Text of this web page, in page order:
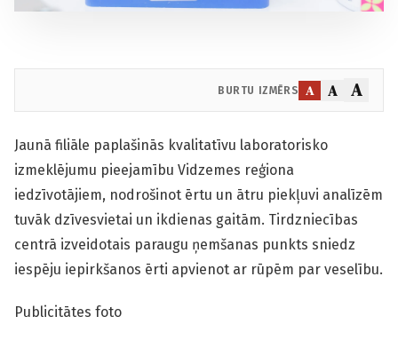
BURTU IZMĒRS A A A
Jaunā filiāle paplašinās kvalitatīvu laboratorisko
izmeklējumu pieejamību Vidzemes reģiona
iedzīvotājiem, nodrošinot ērtu un ātru piekļuvi analīzēm
tuvāk dzīvesvietai un ikdienas gaitām. Tirdzniecības
centrā izveidotais paraugu ņemšanas punkts sniedz
iespēju iepirkšanos ērti apvienot ar rūpēm par veselību.
Publicitātes foto